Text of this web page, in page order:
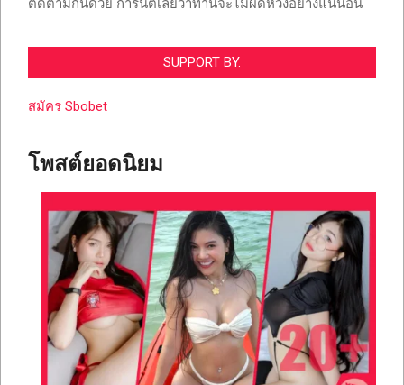
ติดตามกันด้วย การันตีเลยว่าท่านจะไม่ผิดหวังอย่างแน่นอน
SUPPORT BY.
สมัคร Sbobet
โพสต์ยอดนิยม